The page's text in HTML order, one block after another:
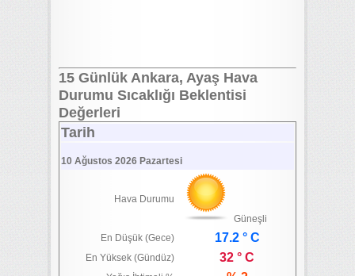
15 Günlük Ankara, Ayaş Hava
Durumu Sıcaklığı Beklentisi
Değerleri
Tarih
10 Ağustos 2026 Pazartesi
Hava Durumu
Güneşli
En Düşük (Gece)
17.2 ° C
En Yüksek (Gündüz) 32 ° C